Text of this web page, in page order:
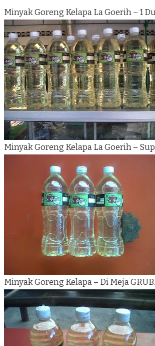
Minyak Goreng Kelapa La Goerih – 1
Minyak Goreng Kelapa La Goerih –
Minyak Goreng Kelapa – Di Meja